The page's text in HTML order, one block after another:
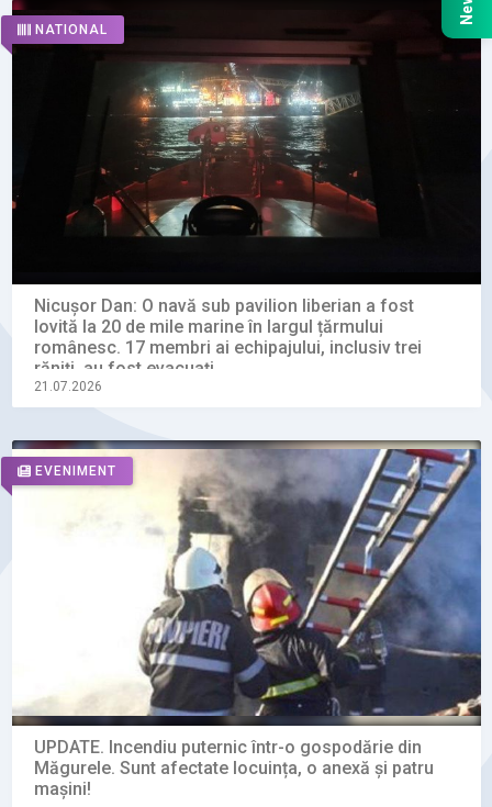
NATIONAL
Nicușor Dan: O navă sub pavilion liberian a fost
lovită la 20 de mile marine în largul țărmului
românesc. 17 membri ai echipajului, inclusiv trei
răniți, au fost evacuați
21.07.2026
EVENIMENT
UPDATE. Incendiu puternic într-o gospodărie din
Măgurele. Sunt afectate locuința, o anexă și patru
mașini!